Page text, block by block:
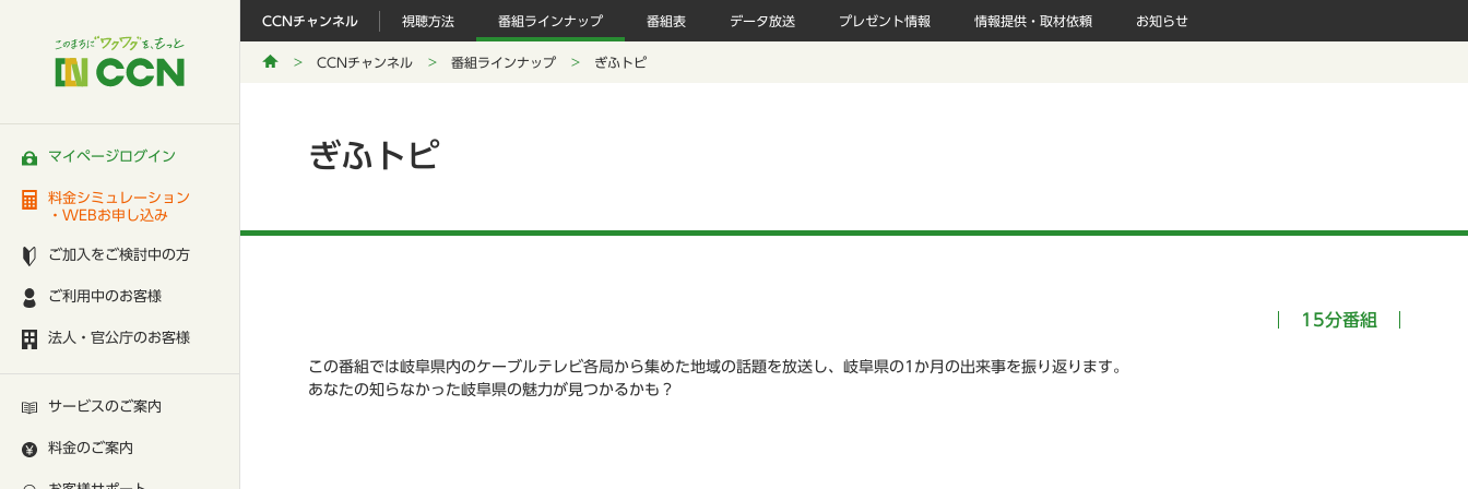
マイページログイン
料金シミュレーション
・WEBお申し込み
ご加入をご検討中の方
ご利用中のお客様
法人・官公庁のお客様
サービスのご案内
料金のご案内
CCNチャンネル 視聴方法 番組ラインナップ 番組表 データ放送 プレゼント情報 情報提供・取材依頼 お知らせ
CCNチャンネル 番組ラインナップ ぎふトピ
ぎふトピ
15分番組
この番組では岐阜県内のケーブルテレビ各局から集めた地域の話題を放送し、岐阜県の1か月の出来事を振り返ります。
あなたの知らなかった岐阜県の魅力が見つかるかも？